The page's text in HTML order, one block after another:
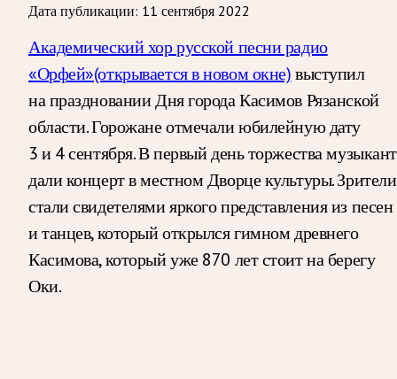
Дата публикации: 11 сентября 2022
Академический хор русской песни радио
«Орфей»(открывается в новом окне)выступил
на праздновании Дня города Касимов Рязанской
области. Горожане отмечали юбилейную дату
3 и 4 сентября. В первый день торжества
дали концерт в местном Дворце культуры. Зрители
стали свидетелями яркого представления из песен
и танцев, который открылся гимном древнего
Касимова, который уже 870 лет стоит на берегу
Оки.